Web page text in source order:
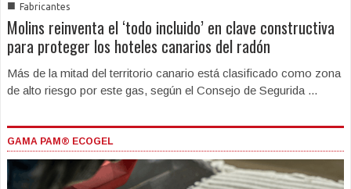
■ Fabricantes
Molins reinventa el ‘todo incluido’ en clave constructiva
para proteger los hoteles canarios del radón
Más de la mitad del territorio canario está clasificado como zona
de alto riesgo por este gas, según el Consejo de Segurida ...
GAMA PAM® ECOGEL